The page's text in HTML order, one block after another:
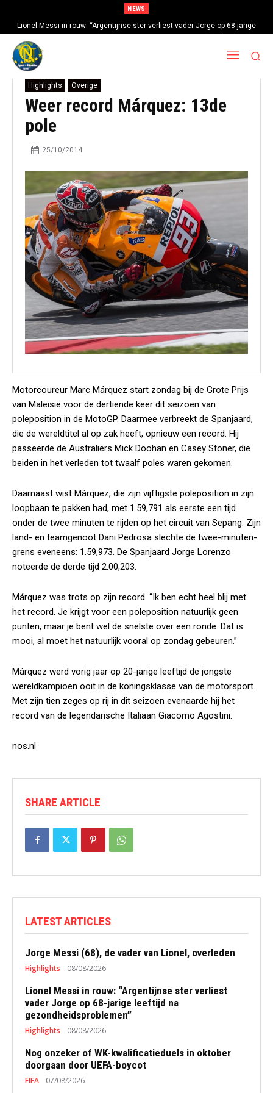
NEWS
Lionel Messi in rouw: “Argentijnse ster verliest vader Jorge op 68-jarige
leeftijd na gezondheidsproblemen”
Highlights Overige
Weer record Márquez: 13de
pole
25/10/2014
Motorcoureur Marc Márquez start zondag bij de Grote Prijs
van Maleisië voor de dertiende keer dit seizoen van
poleposition in de MotoGP. Daarmee verbreekt de Spanjaard,
die de wereldtitel al op zak heeft, opnieuw een record. Hij
passeerde de Australiërs Mick Doohan en Casey Stoner, die
beiden in het verleden tot twaalf poles waren gekomen.
Daarnaast wist Márquez, die zijn vijftigste poleposition in zijn
loopbaan te pakken had, met 1.59,791 als eerste een tijd
onder de twee minuten te rijden op het circuit van Sepang. Zijn
land- en teamgenoot Dani Pedrosa slechte de twee-minuten-
grens eveneens: 1.59,973. De Spanjaard Jorge Lorenzo
noteerde de derde tijd 2.00,203.
Márquez was trots op zijn record. “Ik ben echt heel blij met
het record. Je krijgt voor een poleposition natuurlijk geen
punten, maar je bent wel de snelste over een ronde. Dat is
mooi, al moet het natuurlijk vooral op zondag gebeuren.”
Márquez werd vorig jaar op 20-jarige leeftijd de jongste
wereldkampioen ooit in de koningsklasse van de motorsport.
Met zijn tien zeges op rij in dit seizoen evenaarde hij het
record van de legendarische Italiaan Giacomo Agostini.
nos.nl
SHARE ARTICLE
LATEST ARTICLES
Jorge Messi (68), de vader van Lionel, overleden
Highlights 08/08/2026
Lionel Messi in rouw: “Argentijnse ster verliest
vader Jorge op 68-jarige leeftijd na
gezondheidsproblemen”
Highlights 08/08/2026
Nog onzeker of WK-kwalificatieduels in oktober
doorgaan door UEFA-boycot
FIFA 07/08/2026